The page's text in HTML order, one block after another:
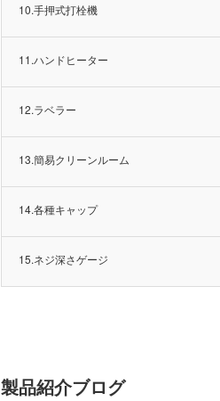
10.手押式打栓機
11.ハンドヒーター
12.ラベラー
13.簡易クリーンルーム
14.各種キャップ
15.ネジ深さゲージ
製品紹介ブログ